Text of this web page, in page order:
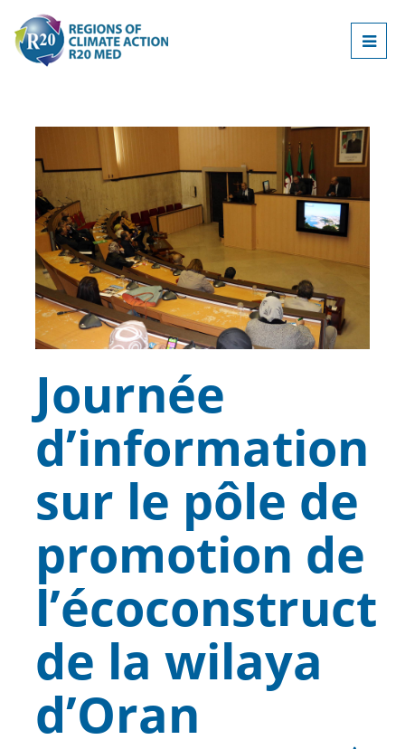
Journée
d’information
sur le pôle de
promotion de
de la wilaya
d’Oran